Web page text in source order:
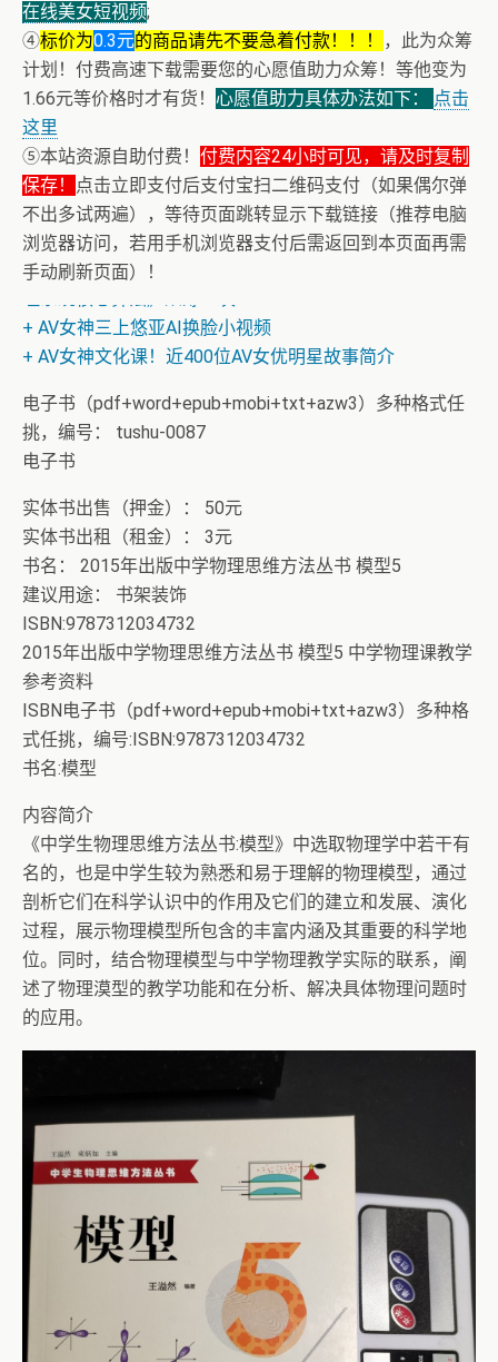
在线美女短视频;
④标价为0.3元的商品请先不要急着付款！！！
，此为众筹
计划！付费高速下载需要您的心愿值助力众筹！等他变为
1.66元等价格时才有货！ 心愿值助力具体办法如下：
点击
这里
⑤本站资源自助付费！ 付费内容24小时可见，请及时复制
保存！
点击立即支付后支付宝扫二维码支付（如果偶尔弹
不出多试两遍），等待页面跳转显示下载链接（推荐电脑
浏览器访问，若用手机浏览器支付后需返回到本页面再需
手动刷新页面）！
+ 恭喜IP为180.201.1.217的网友为电子书籍《动力电池管
理系统核心算法》众筹一次！
+ AV女神三上悠亚AI换脸小视频
+ AV女神文化课！近400位AV女优明星故事简介
+ 恭喜IP为180.201.1.217的网友为电子书籍《动力电池管
理系统核心算法》众筹一次！
电子书（pdf+word+epub+mobi+txt+azw3）多种格式任
挑，编号： tushu-0087
电子书
实体书出售（押金）： 50元
实体书出租（租金）： 3元
书名： 2015年出版中学物理思维方法丛书 模型5
建议用途： 书架装饰
ISBN:9787312034732
2015年出版中学物理思维方法丛书 模型5 中学物理课教学
参考资料
ISBN电子书（pdf+word+epub+mobi+txt+azw3）多种格
式任挑，编号:ISBN:9787312034732
书名:模型
内容简介
《中学生物理思维方法丛书:模型》中选取物理学中若干有
名的，也是中学生较为熟悉和易于理解的物理模型，通过
剖析它们在科学认识中的作用及它们的建立和发展、演化
过程，展示物理模型所包含的丰富内涵及其重要的科学地
位。同时，结合物理模型与中学物理教学实际的联系，阐
述了物理漠型的教学功能和在分析、解决具体物理问题时
的应用。